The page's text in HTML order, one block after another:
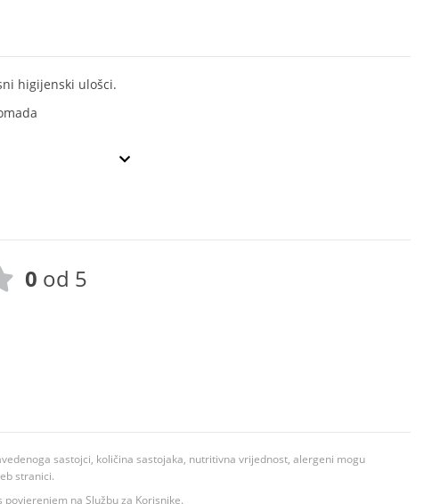
higijenski ulošci.
0 od 5
sastojci, količina sastojaka, nutritivna vrijednost, alergeni mogu
stranici.
na Službu za Korisnike.